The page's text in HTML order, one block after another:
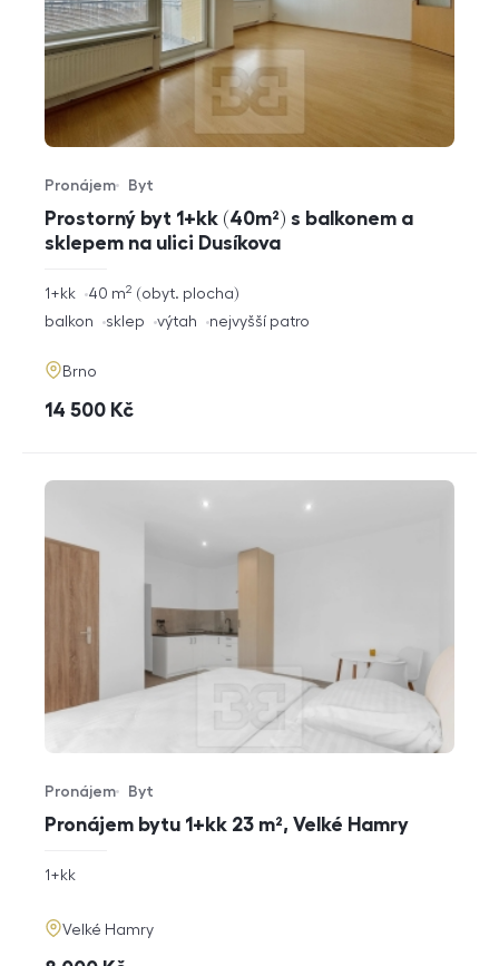
Prostorný byt 1+kk (40m²) s balkonem a
sklepem na ulici Dusíkova
Typ nabídky
Pronájem
Typ nemovitosti
Byt
rozměry
1+kk obyt. plocha
40 m2
funkce
balkon sklep výtah nejvyšší patro
adresa
Brno
cena
14 500 Kč
Pronájem bytu 1+kk 23 m², Velké Hamry
Typ nabídky
Pronájem
Typ nemovitosti
Byt
rozměry
1+kk
adresa
Velké Hamry